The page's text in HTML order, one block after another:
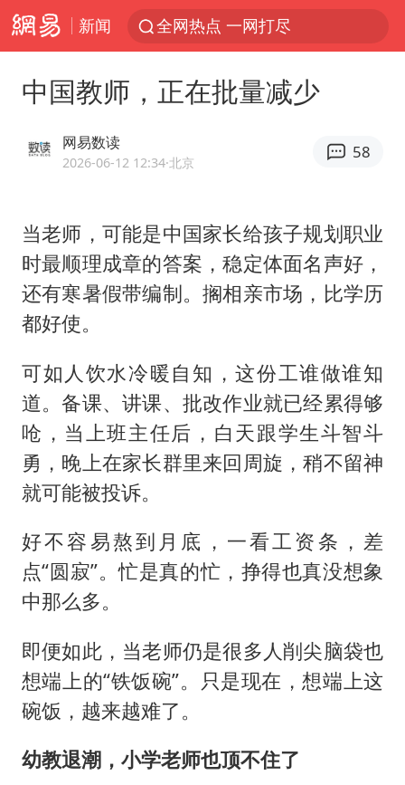
新闻 全网热点 一网打尽
中国教师，正在批量减少
网易数读
2026-06-12 12:34·北京
58
当老师，可能是中国家长给孩子规划职业
时最顺理成章的答案，稳定体面名声好，
还有寒暑假带编制。搁相亲市场，比学历
都好使。
可如人饮水冷暖自知，这份工谁做谁知
道。备课、讲课、批改作业就已经累得够
呛，当上班主任后，白天跟学生斗智斗
勇，晚上在家长群里来回周旋，稍不留神
就可能被投诉。
好不容易熬到月底，一看工资条，差
点“圆寂”。忙是真的忙，挣得也真没想象
中那么多。
即便如此，当老师仍是很多人削尖脑袋也
想端上的“铁饭碗”。只是现在，想端上这
碗饭，越来越难了。
幼教退潮，小学老师也顶不住了